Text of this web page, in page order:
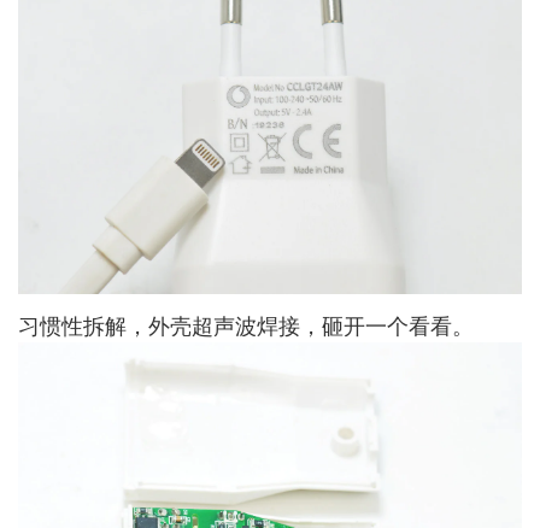
习惯性拆解，外壳超声波焊接，砸开一个看看。